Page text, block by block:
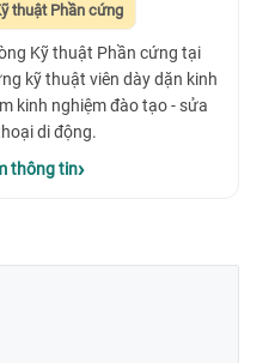
thuật Phần cứng
Kỹ thuật Phần cứng tại
kỹ thuật viên dày dặn kinh
kinh nghiệm đào tạo - sửa
di động.
thông tin